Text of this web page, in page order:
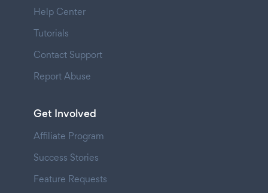
Help Center
Tutorials
Contact Support
Report Abuse
Get Involved
Affiliate Program
Success Stories
Feature Requests